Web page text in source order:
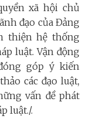
xã hội chủ
đạo của Đảng
thiện hệ thống
luật. Vận động
góp ý kiến
các đạo luật,
vấn đề phát
luật./.